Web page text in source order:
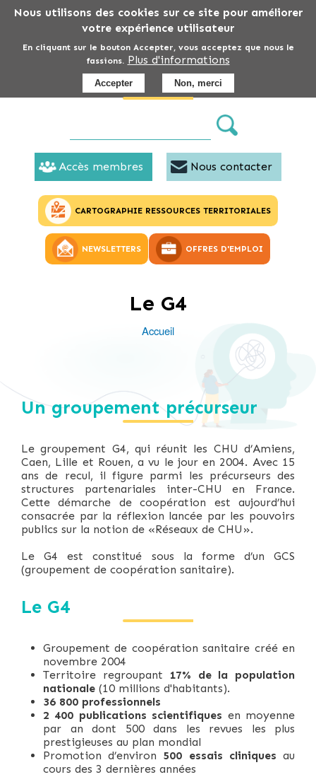
Nous utilisons des cookies sur ce site pour améliorer
votre expérience utilisateur
En cliquant sur le bouton Accepter, vous acceptez que nous le
fassions. Plus d'informations
Accepter Non, merci
Aller
au
contenu
principal
Accès membres Nous contacter
CARTOGRAPHIE RESSOURCES TERRITORIALES
NEWSLETTERS OFFRES D'EMPLOI
Le G4
Accueil
Un groupement précurseur
Le groupement G4, qui réunit les CHU d’Amiens,
Caen, Lille et Rouen, a vu le jour en 2004. Avec 15
ans de recul, il figure parmi les précurseurs des
structures partenariales inter-CHU en France.
Cette démarche de coopération est aujourd’hui
consacrée par la réflexion lancée par les pouvoirs
publics sur la notion de «Réseaux de CHU».
Le G4 est constitué sous la forme d’un GCS
(groupement de coopération sanitaire).
Le G4
Groupement de coopération sanitaire créé en
novembre 2004
Territoire regroupant 17% de la population
nationale (10 millions d'habitants).
36 800 professionnels
2 400 publications scientifiques en moyenne
par an dont 500 dans les revues les plus
prestigieuses au plan mondial
Promotion d’environ 500 essais cliniques au
cours des 3 dernières années